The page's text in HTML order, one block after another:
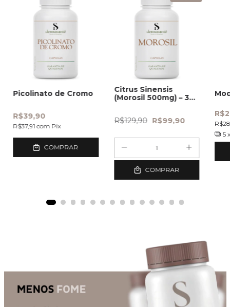
Picolinato de Cromo
R$39,90
R$37,91 com Pix
COMPRAR
Citrus Sinensis
(Morosil 500mg) – 30
R$129,90 R$99,90
COMPRAR
5